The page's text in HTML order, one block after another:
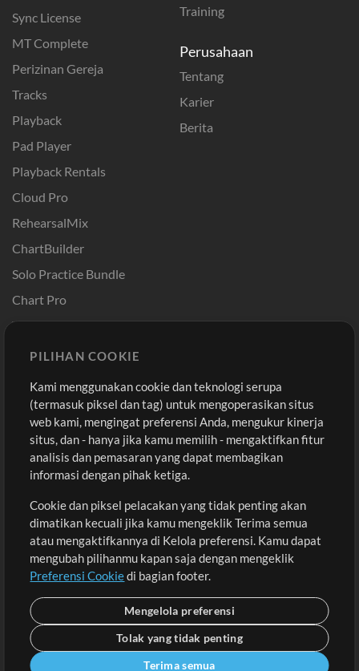
Sync License
MT Complete
Perizinan Gereja
Tracks
Playback
Pad Player
Playback Rentals
Cloud Pro
RehearsalMix
ChartBuilder
Solo Practice Bundle
Chart Pro
Template ProPresenter
Sound
Training
Perusahaan
Tentang
Karier
Berita
Pembelian
Beli Kredit
Konten Gratis
Permintaan Lagu
Lain-lain
Sesi
Kirimkan musik kamu
Playlist
MT Conference
Akun
Masuk
Daftar
Lihat Keranjang
PILIHAN COOKIE
Kami menggunakan cookie dan teknologi serupa
(termasuk piksel dan tag) untuk mengoperasikan situs
web kami, mengingat preferensi Anda, mengukur kinerja
situs, dan - hanya jika kamu memilih - mengaktifkan fitur
analisis dan pemasaran yang dapat membagikan
informasi dengan pihak ketiga.
Cookie dan piksel pelacakan yang tidak penting akan
dimatikan kecuali jika kamu mengeklik Terima semua
atau mengaktifkannya di Kelola preferensi. Kamu dapat
mengubah pilihanmu kapan saja dengan mengeklik
Preferensi Cookiedi bagian footer.
Mengelola preferensi
Tolak yang tidak penting
Terima semua